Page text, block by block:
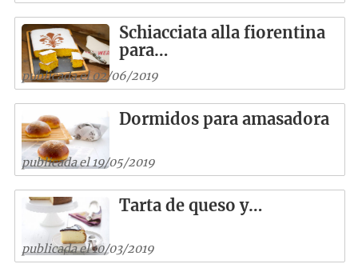
Schiacciata alla fiorentina
para…
publicada el 02/06/2019
Dormidos para amasadora
publicada el 19/05/2019
Tarta de queso y…
publicada el 10/03/2019